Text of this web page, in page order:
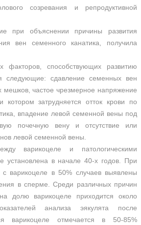
созревания и репродуктивной
при объяснении причины развития
вен семенного канатика, получила
факторов, способствующих развитию
следующие: сдавление семенных вен
частое чрезмерное напряжение
затрудняется отток крови по
впадение левой семенной вены под
почечную вену и отсутствие или
левой семенной вены.
варикоцеле и патологическими
установлена в начале 40-х годов. При
варикоцеле в 50% случаев выявлены
в сперме. Среди различных причин
долю варикоцеле приходится около
анализа эякулята после
варикоцеле отмечается в 50-85%